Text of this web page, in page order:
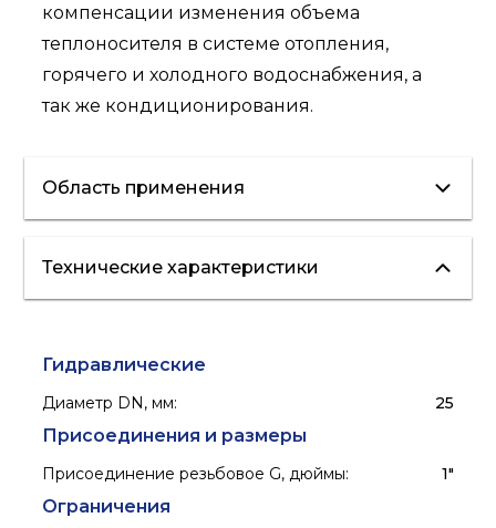
компенсации изменения объема
теплоносителя в системе отопления,
горячего и холодного водоснабжения, а
так же кондиционирования.
Область применения
отопления,водоснабжения
Технические характеристики
Гидравлические
Диаметр DN, мм: 25
Присоединения и размеры
Присоединение резьбовое G, дюймы: 1"
Ограничения